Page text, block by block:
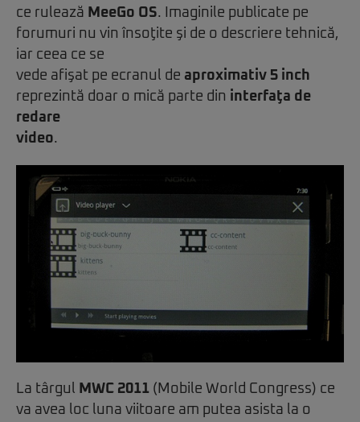
ce rulează MeeGo OS. Imaginile publicate pe
forumuri nu vin însoţite şi de o descriere tehnică,
iar ceea ce se
vede afişat pe ecranul de aproximativ 5 inch
reprezintă doar o mică parte din interfaţa de
redare
video.
La târgul MWC 2011 (Mobile World Congress) ce
va avea loc luna viitoare am putea asista la o